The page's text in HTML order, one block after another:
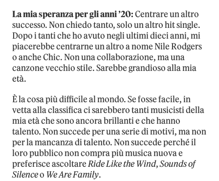
La mia speranza per gli anni ’20:Centrare un altro
successo. Non chiedo tanto, solo un altro hit single.
Dopo i tanti che ho avuto negli ultimi dieci anni, mi
piacerebbe centrarne un altro a nome Nile Rodgers
o anche Chic. Non una collaborazione, ma una
canzone vecchio stile. Sarebbe grandioso alla mia
età.
È la cosa più difficile al mondo. Se fosse facile, in
vetta alla classifica ci sarebbero tanti musicisti della
mia età che sono ancora brillanti e che hanno
talento. Non succede per una serie di motivi, ma non
per la mancanza di talento. Non succede perché il
loro pubblico non compra più musica nuova e
preferisce ascoltareRide Like the Wind,Sounds of
Silenceo We Are Family.